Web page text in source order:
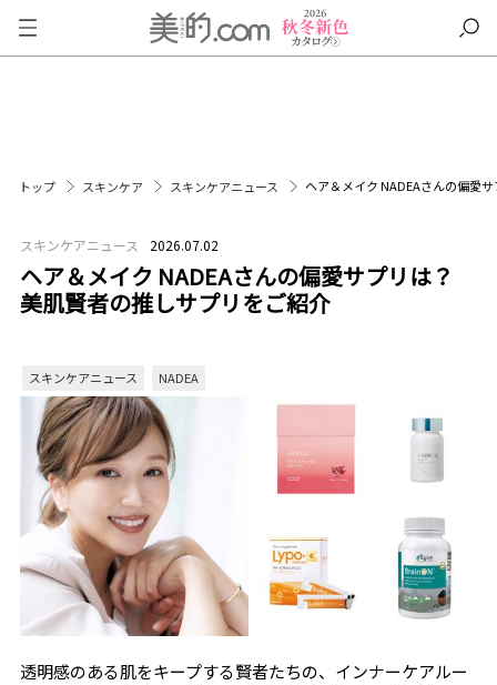
トップ スキンケア スキンケアニュース ヘア＆メイク NADEAさんの偏愛
スキンケアニュース 2026.07.02
ヘア＆メイク NADEAさんの偏愛サプリは？
美肌賢者の推しサプリをご紹介
スキンケアニュース NADEA
透明感のある肌をキープする賢者たちの、インナーケアルー